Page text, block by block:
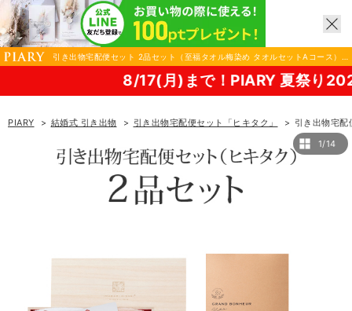
引き出物宅配便セット 2品セット（至福タオル梅染め タオルセットAコース）
送料無料｜引宅(ヒキタク)|結婚式 引き出物ならPIARY（ピアリー）
8/17(月)まで！PIARY 夏祭り2026！
PIARY 結婚式 引き出物 引き出物宅配便セット「ヒキタク」
引き出物宅
1/14